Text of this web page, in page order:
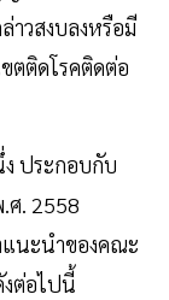
าวสงบลงหรือมี
ตติดโรคติดต่อ
ง ประกอบกับ
ศ. 2558
แนะนำของคณะ
งต่อไปนี้